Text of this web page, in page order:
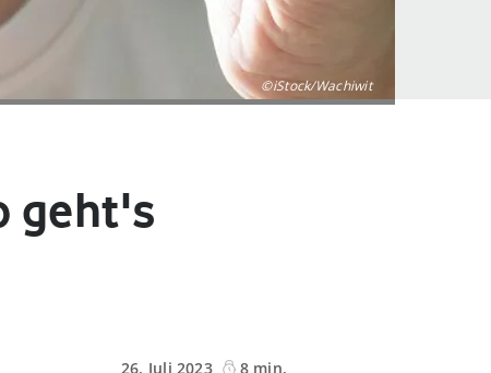
©iStock/Wachiwit
geht's
26. Juli 2023
8 min.